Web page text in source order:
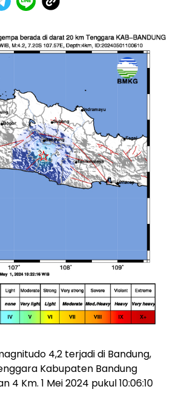
4,2 terjadi di Bandung,
Kabupaten Bandung
4 Km. 1 Mei 2024 pukul 10:06:10